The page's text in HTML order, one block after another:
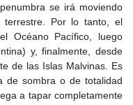
se irá moviendo
Por lo tanto, el
Océano Pacífico, luego
y, finalmente, desde
de las Islas Malvinas. Es
de sombra o de totalidad
a tapar completamente